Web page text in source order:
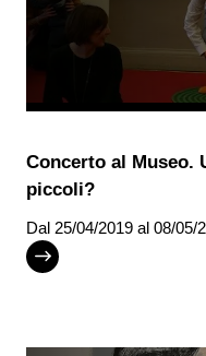
Concerto al Museo.
piccoli?
Dal 25/04/2019 al 08/05/